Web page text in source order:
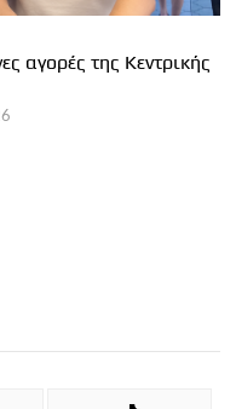
αγορές της Κεντρικής